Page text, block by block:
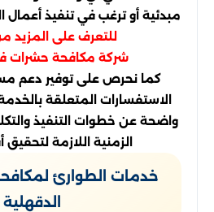
مبدئية أو ترغب في تنفيذ
للتعرف على المزيد
شركة مكافحة حشرات
كما نحرص على توفير دعم
الاستفسارات المتعلقة
واضحة عن خطوات التنفيذ
الزمنية اللازمة لتحقيق
خدمات الطوارئ
الدقهلية